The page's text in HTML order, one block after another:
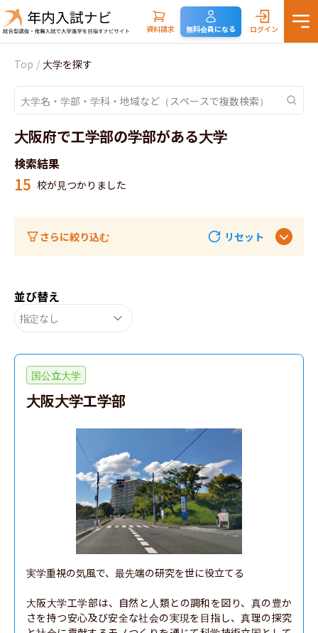
資料請求 無料会員になる ログイン
Top / 大学を探す
大阪府で工学部の学部がある大学
検索結果
15 校が見つかりました
さらに絞り込む リセット
並び替え
指定なし
国公立大学
大阪大学工学部
実学重視の気風で、最先端の研究を世に役立てる
大阪大学工学部は、自然と人類との調和を図り、真の豊か
さを持つ安心及び安全な社会の実現を目指し、真理の探究